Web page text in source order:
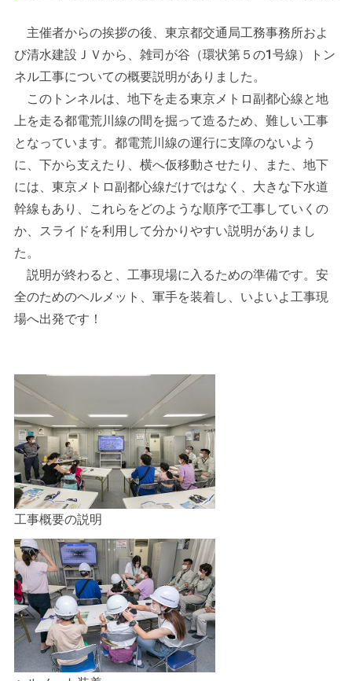
主催者からの挨拶の後、東京都交通局工務事務所およ
び清水建設ＪＶから、雑司が谷（環状第５の1号線）トン
ネル工事についての概要説明がありました。
このトンネルは、地下を走る東京メトロ副都心線と地
上を走る都電荒川線の間を掘って造るため、難しい工事
となっています。都電荒川線の運行に支障のないよう
に、下から支えたり、横へ仮移動させたり、また、地下
には、東京メトロ副都心線だけではなく、大きな下水道
幹線もあり、これらをどのような順序で工事していくの
か、スライドを利用して分かりやすい説明がありまし
た。
説明が終わると、工事現場に入るための準備です。安
全のためのヘルメット、軍手を装着し、いよいよ工事現
場へ出発です！
工事概要の説明